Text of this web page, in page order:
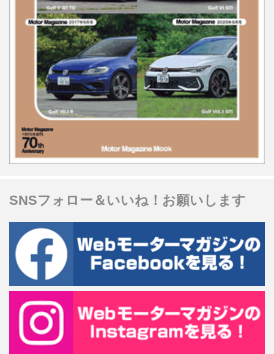
SNSフォロー＆いいね！お願いします